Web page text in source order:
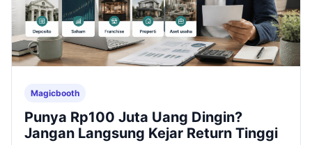
Magicbooth
Punya Rp100 Juta Uang Dingin?
Jangan Langsung Kejar Return Tinggi